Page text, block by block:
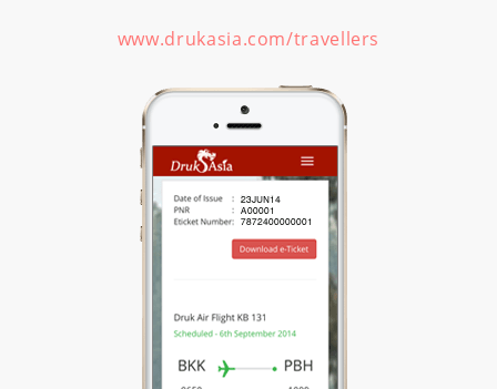
www.drukasia.com/travellers